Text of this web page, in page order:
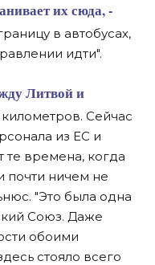
в автобусах,
идти".
Сейчас
из ЕС и
времена, когда
почти ничем не
"Это была одна
Союз. Даже
обоими
стояло всего